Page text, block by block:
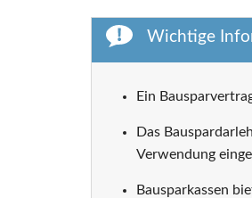
Wichtige
Ein
Das
Verwendung
Bausparkassen